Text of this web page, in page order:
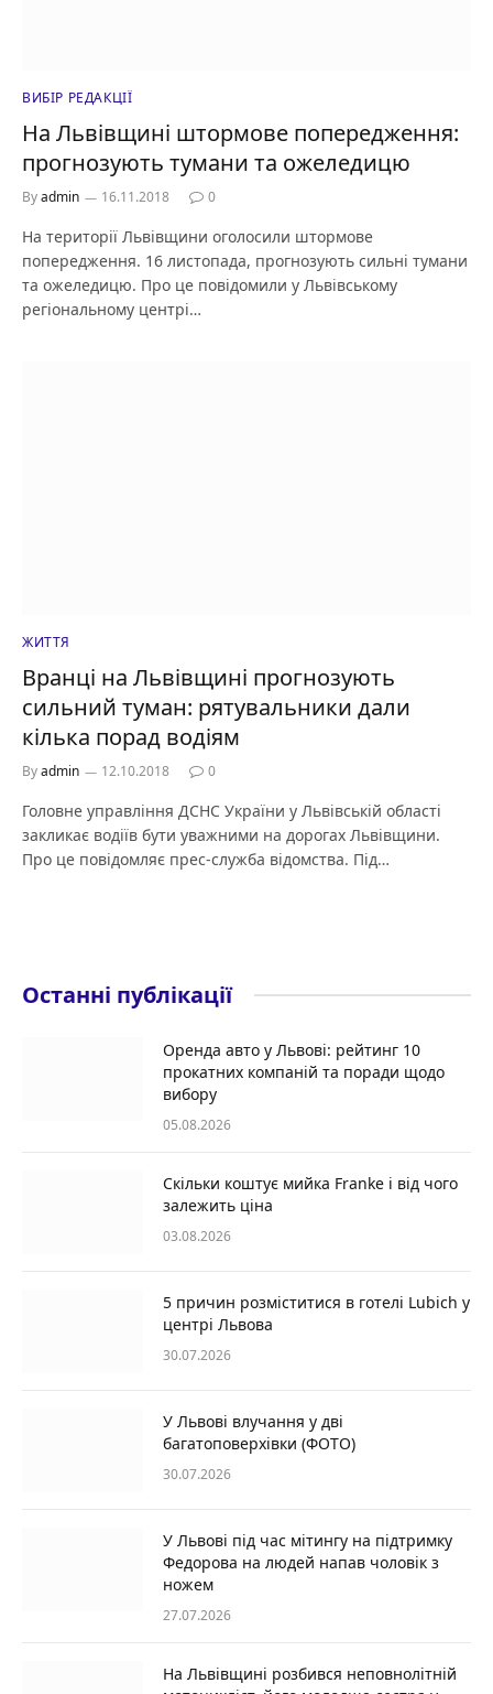
ВИБІР РЕДАКЦІЇ
На Львівщині штормове попередження:
прогнозують тумани та ожеледицю
Byadmin 16.11.2018 0
На території Львівщини оголосили штормове
попередження. 16 листопада, прогнозують сильні тумани
та ожеледицю. Про це повідомили у Львівському
регіональному центрі…
ЖИТТЯ
Вранці на Львівщині прогнозують
сильний туман: рятувальники дали
кілька порад водіям
Byadmin 12.10.2018 0
Головне управління ДСНС України у Львівській області
закликає водіїв бути уважними на дорогах Львівщини.
Про це повідомляє прес-служба відомства. Під…
Останні публікації
Оренда авто у Львові: рейтинг 10
прокатних компаній та поради щодо
вибору
05.08.2026
Скільки коштує мийка Franke і від чого
залежить ціна
03.08.2026
5 причин розміститися в готелі Lubich у
центрі Львова
30.07.2026
У Львові влучання у дві
багатоповерхівки (ФОТО)
30.07.2026
У Львові під час мітингу на підтримку
Федорова на людей напав чоловік з
ножем
27.07.2026
На Львівщині розбився неповнолітній